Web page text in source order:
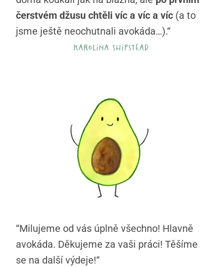
čerstvém džusu chtěli víc a víc a víc (a to
jsme ještě neochutnali avokáda…).“
karolina shipstead
“Milujeme od vás úplně všechno! Hlavně
avokáda. Děkujeme za vaši práci! Těšíme
se na další výdeje!“